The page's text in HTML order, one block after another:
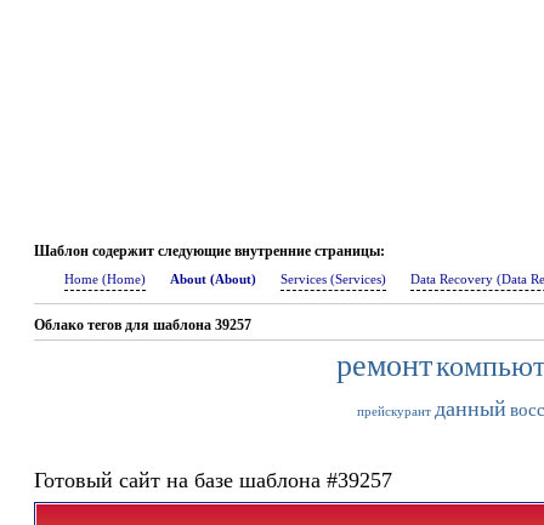
Шаблон содержит следующие внутренние страницы:
Home (Home) About (About) Services (Services) Data Recovery (Data
Облако тегов для шаблона 39257
ремонт
прейскурант данный
Готовый сайт на базе шаблона #39257